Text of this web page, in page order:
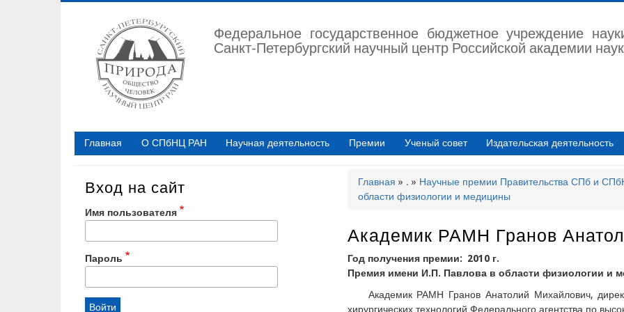
Федеральное государственное бюджетное учреждение
Санкт-Петербургский научный центр Российской академии наук
Главная О СПбНЦ РАН Научная деятельность Премии Ученый совет Издательская деятельность
Вход на сайт
Имя пользователя
Пароль
Строка
Главная .
Научные премии Правительства СПб и
области физиологии и медицины
Академик РАМН Гранов
Год получения премии
2010 г.
Премия имени И.П. Павлова в области физиологии и
Академик РАМН Гранов Анатолий Михайлович,
хирургических технологий Федерального агентства по